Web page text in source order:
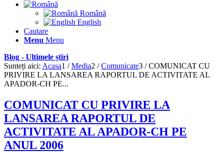
Română
English
Cautare
Menu Menu
Blog - Ultimele știri
Sunteți aici: Acasa1 / Media2 / Comunicate3 / COMUNICAT CU
PRIVIRE LA LANSAREA RAPORTUL DE ACTIVITATE AL
APADOR-CH PE...
COMUNICAT CU PRIVIRE LA
LANSAREA RAPORTUL DE
ACTIVITATE AL APADOR-CH PE
ANUL 2006